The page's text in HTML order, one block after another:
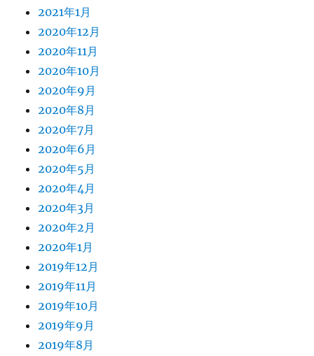
2021年1月
2020年12月
2020年11月
2020年10月
2020年9月
2020年8月
2020年7月
2020年6月
2020年5月
2020年4月
2020年3月
2020年2月
2020年1月
2019年12月
2019年11月
2019年10月
2019年9月
2019年8月